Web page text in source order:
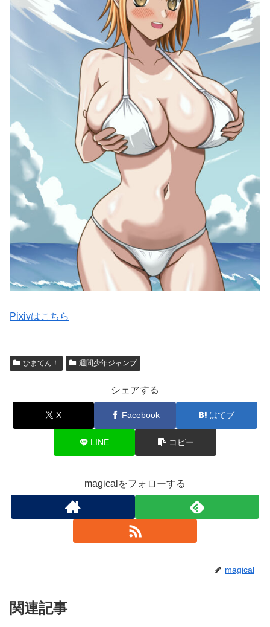
Pixivはこちら
ひまてん！ 週間少年ジャンプ
シェアする
X Facebook はてブ
LINE コピー
magicalをフォローする
magical
関連記事